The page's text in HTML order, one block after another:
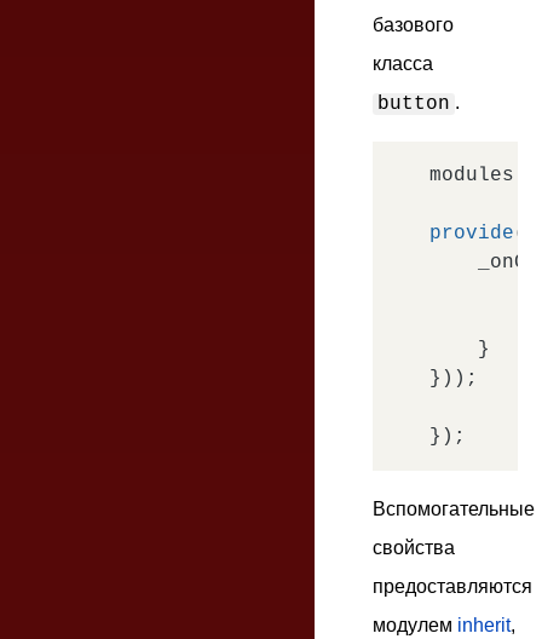
базового
класса
button .
modules.
provide
    }
}));
Вспомогательные
свойства
предоставляются
модулем inherit,